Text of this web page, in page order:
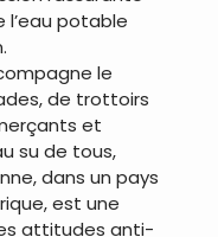
l’eau potable
le
de trottoirs
et
su de tous,
dans un pays
est une
attitudes anti-